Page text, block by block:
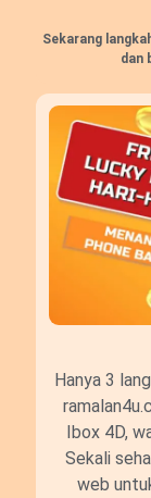
Sekarang
dan
Hanya 3
Ibox 4D,
Sekali
web